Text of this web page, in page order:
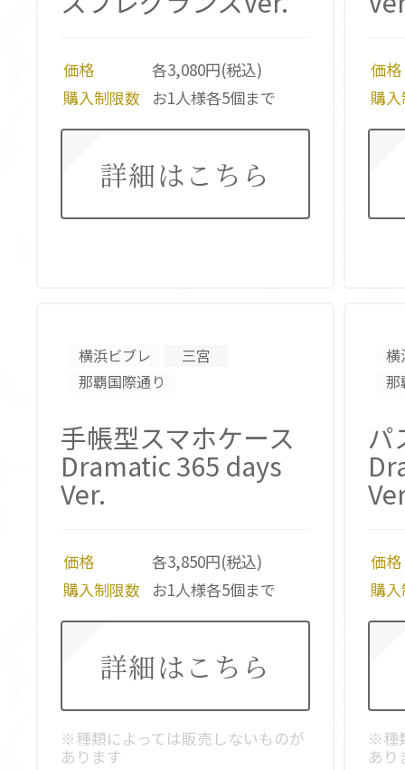
価格
各3,080円(税込)
購入制限数
お1人様各5個まで
詳細はこちら
価格
購
横浜ビブレ
三宮
那覇国際通り
手帳型スマホケース
Dramatic 365 days
Ver.
価格
各3,850円(税込)
購入制限数
お1人様各5個まで
詳細はこちら
※種類によっては販売しないものが
あります
横
那
パ
価格
購
※種
あり